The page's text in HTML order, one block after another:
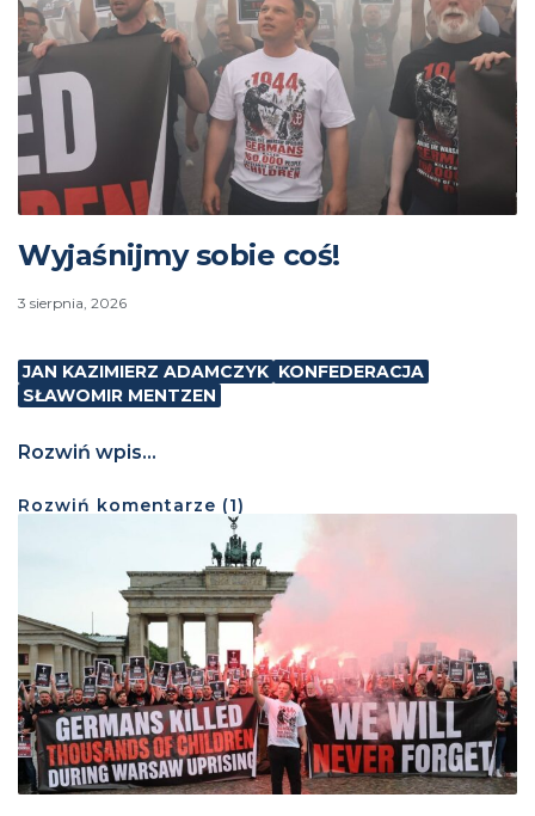
Wyjaśnijmy sobie coś!
3 sierpnia, 2026
JAN KAZIMIERZ ADAMCZYK KONFEDERACJA
SŁAWOMIR MENTZEN
Rozwiń wpis...
Rozwiń komentarze (1)